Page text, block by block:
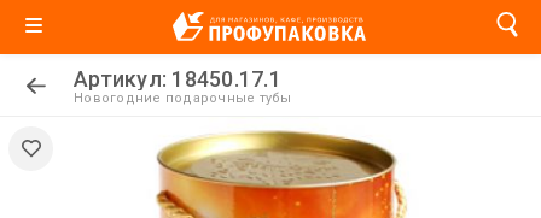
Артикул: 18450.17.1
Новогодние подарочные тубы